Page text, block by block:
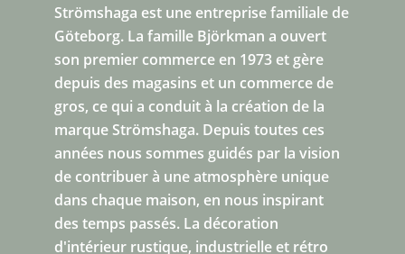
Strömshaga est une entreprise familiale de
Göteborg. La famille Björkman a ouvert
son premier commerce en 1973 et gère
depuis des magasins et un commerce de
gros, ce qui a conduit à la création de la
marque Strömshaga. Depuis toutes ces
années nous sommes guidés par la vision
de contribuer à une atmosphère unique
dans chaque maison, en nous inspirant
des temps passés. La décoration
d'intérieur rustique, industrielle et rétro